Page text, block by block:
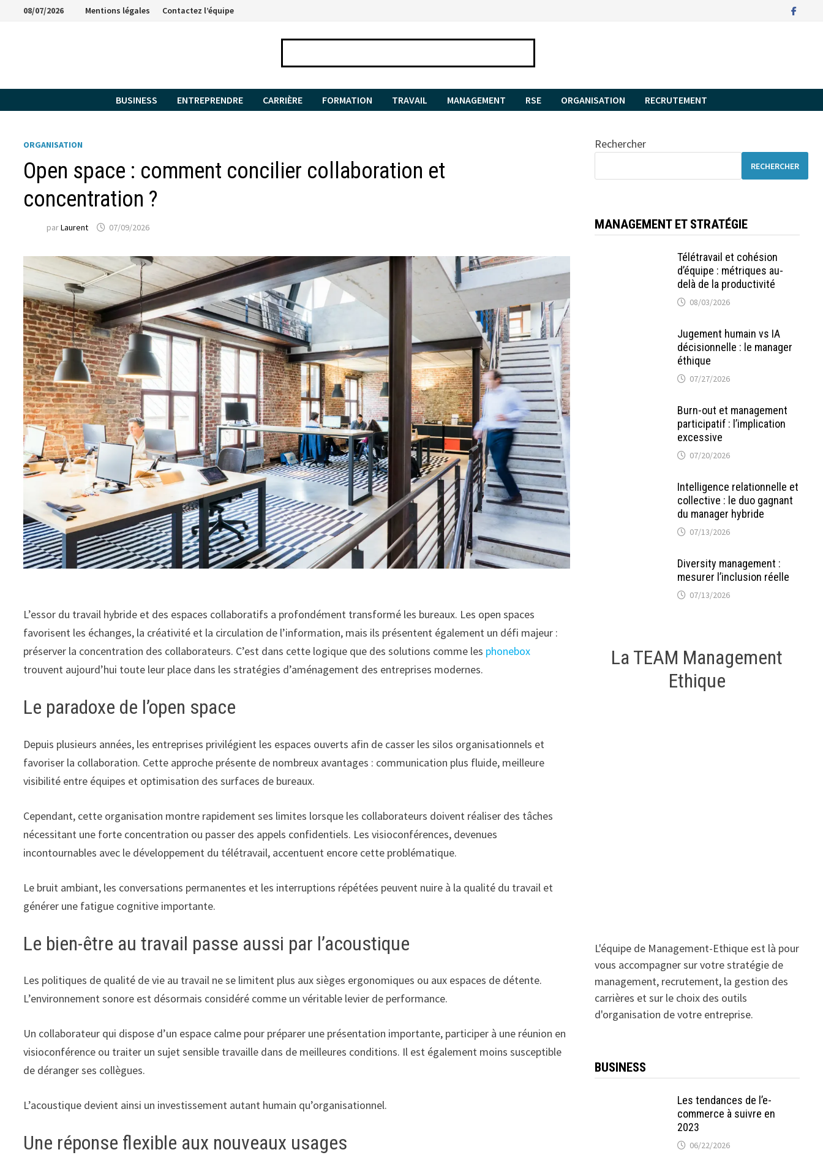
Passer08/07/2026 Mentions légales Contactez l’équipe
BUSINESS ENTREPRENDRE CARRIÈRE FORMATION TRAVAIL MANAGEMENT RSE ORGANISATION RECRUTEMENT
ORGANISATION
Open space : comment concilier collaboration et
concentration ?
parLaurent 07/09/2026
L’essor du travail hybride et des espaces collaboratifs a profondément transformé les bureaux. Les open spaces
favorisent les échanges, la créativité et la circulation de l’information, mais ils présentent également un défi majeur :
préserver la concentration des collaborateurs. C’est dans cette logique que des solutions comme les phonebox
trouvent aujourd’hui toute leur place dans les stratégies d’aménagement des entreprises modernes.
Le paradoxe de l’open space
Depuis plusieurs années, les entreprises privilégient les espaces ouverts afin de casser les silos organisationnels et
favoriser la collaboration. Cette approche présente de nombreux avantages : communication plus fluide, meilleure
visibilité entre équipes et optimisation des surfaces de bureaux.
Cependant, cette organisation montre rapidement ses limites lorsque les collaborateurs doivent réaliser des tâches
nécessitant une forte concentration ou passer des appels confidentiels. Les visioconférences, devenues
incontournables avec le développement du télétravail, accentuent encore cette problématique.
Le bruit ambiant, les conversations permanentes et les interruptions répétées peuvent nuire à la qualité du travail et
générer une fatigue cognitive importante.
Le bien-être au travail passe aussi par l’acoustique
Les politiques de qualité de vie au travail ne se limitent plus aux sièges ergonomiques ou aux espaces de détente.
L’environnement sonore est désormais considéré comme un véritable levier de performance.
Un collaborateur qui dispose d’un espace calme pour préparer une présentation importante, participer à une réunion en
visioconférence ou traiter un sujet sensible travaille dans de meilleures conditions. Il est également moins susceptible
de déranger ses collègues.
L’acoustique devient ainsi un investissement autant humain qu’organisationnel.
Une réponse flexible aux nouveaux usages
Rechercher
RECHERCHER
MANAGEMENT ET STRATÉGIE
Télétravail et cohésion
d’équipe : métriques au-
delà de la productivité
08/03/2026
Jugement humain vs IA
décisionnelle : le manager
éthique
07/27/2026
Burn-out et management
participatif : l’implication
excessive
07/20/2026
Intelligence relationnelle et
collective : le duo gagnant
du manager hybride
07/13/2026
Diversity management :
mesurer l’inclusion réelle
07/13/2026
La TEAM Management
Ethique
L'équipe de Management-Ethique est là pour
vous accompagner sur votre stratégie de
management, recrutement, la gestion des
carrières et sur le choix des outils
d'organisation de votre entreprise.
BUSINESS
Les tendances de l’e-
commerce à suivre en
2023
06/22/2026